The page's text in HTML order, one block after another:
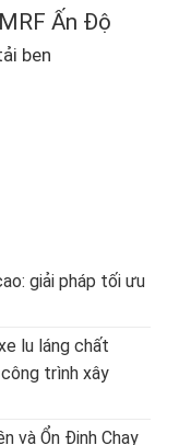
Ấn Độ
ben
giải pháp tối ưu
lu láng chất
trình xây
và Ổn Định Chạy